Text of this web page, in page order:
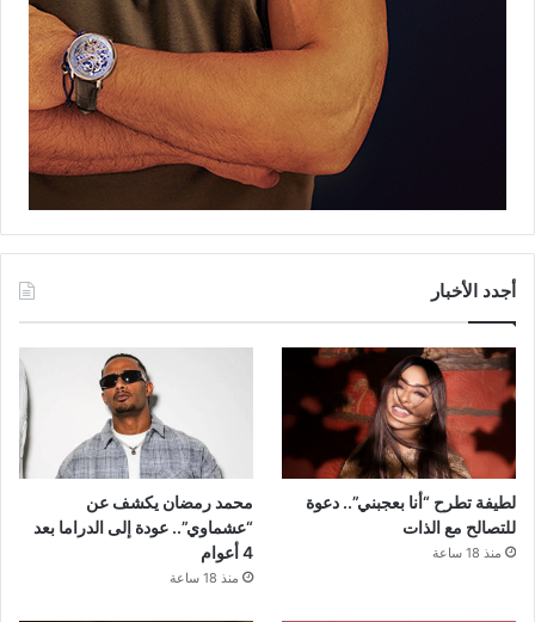
أجدد الأخبار
لطيفة تطرح “أنا بعجبني”.. دعوة
للتصالح مع الذات
منذ 18 ساعة
محمد رمضان يكشف عن
“عشماوي”.. عودة إلى الدراما بعد
4 أعوام
منذ 18 ساعة